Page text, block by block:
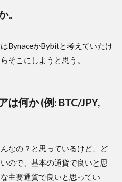
。
BynaceかBybitと考えていたけ
そこにしようと思う。
は何か (例: BTC/JPY,
なの？と思っているけど、ど
ので、基本の通貨で良いと思
主要通貨で良いと思ってい